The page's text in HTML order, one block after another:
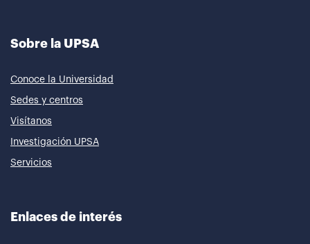
Sobre la UPSA
Conoce la Universidad
Sedes y centros
Visítanos
Investigación UPSA
Servicios
Enlaces de interés